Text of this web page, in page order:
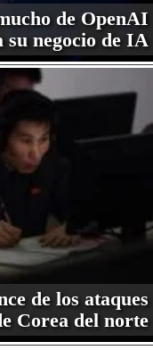
de OpenAI
su negocio de IA
de los ataques
Corea del norte